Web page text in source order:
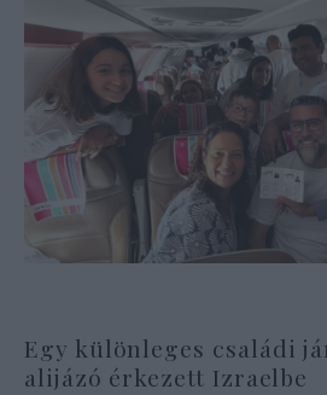
Egy különleges családi
alijázó érkezett Izraelbe